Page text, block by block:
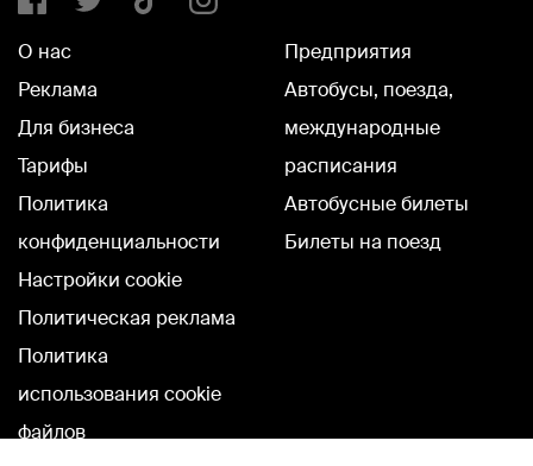
О нас
Реклама
Для бизнеса
Тарифы
Политика
конфиденциальности
Настройки cookie
Политическая реклама
Политика
использования cookie
файлов
Предприятия
Автобусы, поезда,
международные
расписания
Автобусные билеты
Билеты на поезд